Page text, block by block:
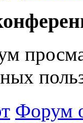
Форум